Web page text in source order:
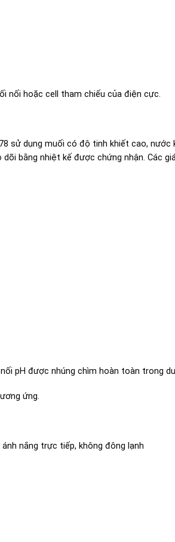
nối hoặc cell tham chiếu của điện cực.
sử dụng muối có độ tinh khiết cao,
bằng nhiệt kế được chứng nhận. Các
pH được nhúng chìm hoàn toàn trong
ứng.
nắng trực tiếp, không đông lạnh